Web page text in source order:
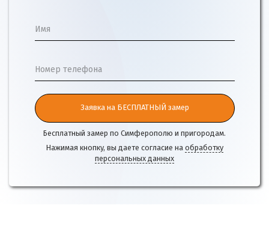
Имя
Номер телефона
Заявка на БЕСПЛАТНЫЙ замер
Бесплатный замер по Симферополю и пригородам.
Нажимая кнопку, вы даете согласие на обработку
персональных данных